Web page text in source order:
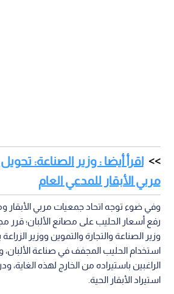
اقرأ أيضا : وزير الصناعة:
مربي الأبقار للمدعي العام
وفي ضوء توجه اتحاد جمعيات مربي الأبقار
رفع أسعار الحليب على مصانع الألبان؛ قرر
وزير الصناعة والتجارة والتموين ووزير
استخدام الحليب المجفف في صناعة الألبان،
الراغبين باستيراده من الخارج لهذه الغاية،
استيراد الأبقار الحية.